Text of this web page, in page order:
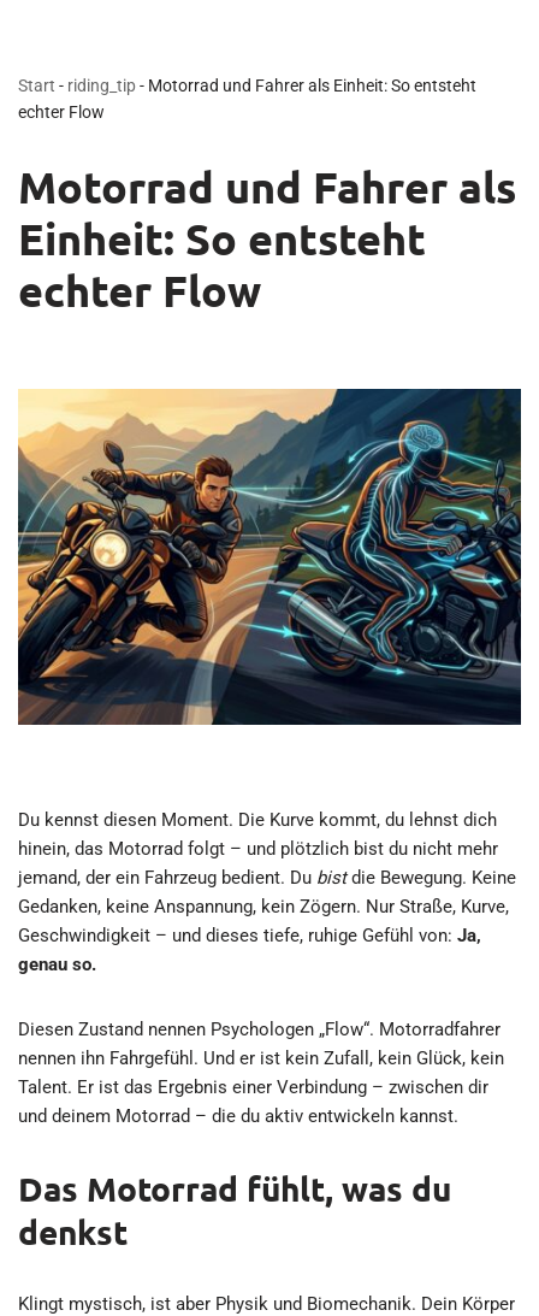
Start - riding_tip- Motorrad und Fahrer als Einheit: So entsteht
echter Flow
Motorrad und Fahrer als
Einheit: So entsteht
echter Flow
Du kennst diesen Moment. Die Kurve kommt, du lehnst dich
hinein, das Motorrad folgt – und plötzlich bist du nicht mehr
jemand, der ein Fahrzeug bedient. Du bistdie Bewegung. Keine
Gedanken, keine Anspannung, kein Zögern. Nur Straße, Kurve,
Geschwindigkeit – und dieses tiefe, ruhige Gefühl von: Ja,
genau so.
Diesen Zustand nennen Psychologen „Flow“. Motorradfahrer
nennen ihn Fahrgefühl. Und er ist kein Zufall, kein Glück, kein
Talent. Er ist das Ergebnis einer Verbindung – zwischen dir
und deinem Motorrad – die du aktiv entwickeln kannst.
Das Motorrad fühlt, was du
denkst
Klingt mystisch, ist aber Physik und Biomechanik. Dein Körper